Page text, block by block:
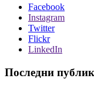
Facebook
Instagram
Twitter
Flickr
LinkedIn
Последни